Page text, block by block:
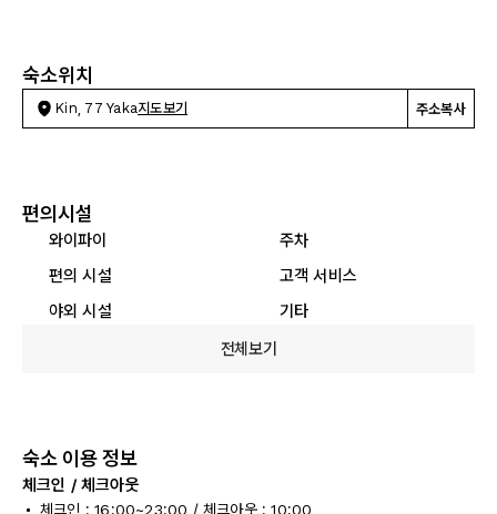
숙소위치
Kin, 77 Yaka지도보기 주소복사
편의시설
와이파이
주차
편의 시설
고객 서비스
야외 시설
기타
전체보기
숙소 이용 정보
체크인 / 체크아웃
체크인 : 16:00~23:00 / 체크아웃 : 10:00